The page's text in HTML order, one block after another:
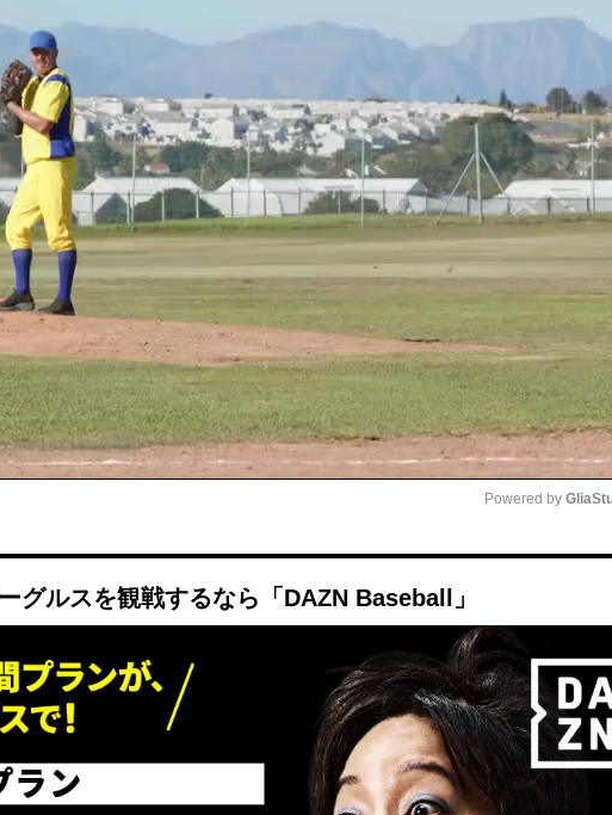
Powered by
グルスを観戦するなら「DAZN Baseball」